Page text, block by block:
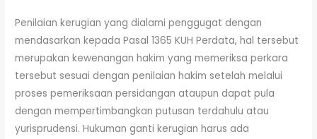
Penilaian kerugian yang dialami penggugat dengan
mendasarkan kepada Pasal 1365 KUH Perdata, hal tersebut
merupakan kewenangan hakim yang memeriksa perkara
tersebut sesuai dengan penilaian hakim setelah melalui
proses pemeriksaan persidangan ataupun dapat pula
dengan mempertimbangkan putusan terdahulu atau
yurisprudensi. Hukuman ganti kerugian harus ada